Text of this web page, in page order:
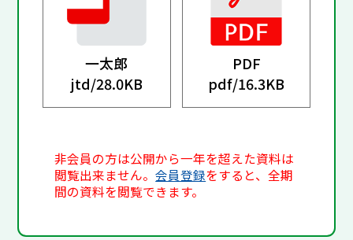
一太郎
jtd/28.0KB
PDF
pdf/16.3KB
非会員の方は公開から一年を超えた資料は
閲覧出来ません。会員登録をすると、全期
間の資料を閲覧できます。